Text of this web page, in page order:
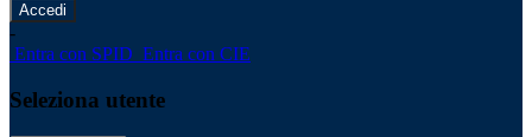
-
Entra con SPID Entra con CIE
Seleziona utente